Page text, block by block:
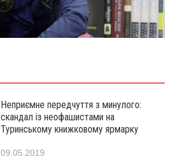
Неприємне передчуття з минулого:
скандал із неофашистами на
Туринському книжковому ярмарку
09.05.2019